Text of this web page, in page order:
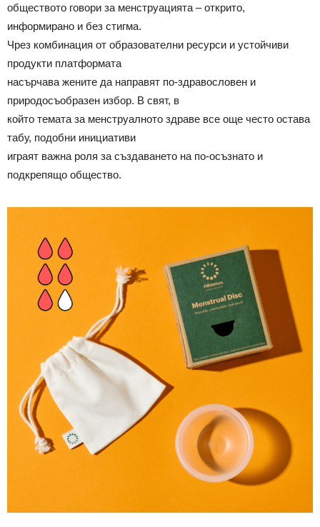
обществото говори за менструацията – открито,
информирано и без стигма.
Чрез комбинация от образователни ресурси и устойчиви
продукти платформата
насърчава жените да направят по-здравословен и
природосъобразен избор. В свят, в
който темата за менструалното здраве все още често остава
табу, подобни инициативи
играят важна роля за създаването на по-осъзнато и
подкрепящо общество.